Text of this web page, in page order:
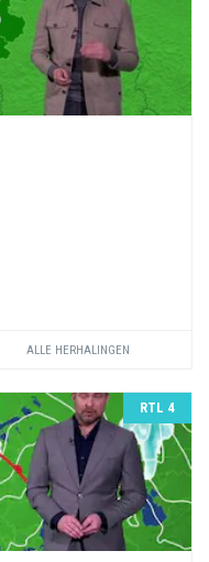
ALLE HERHALINGEN
RTL 4